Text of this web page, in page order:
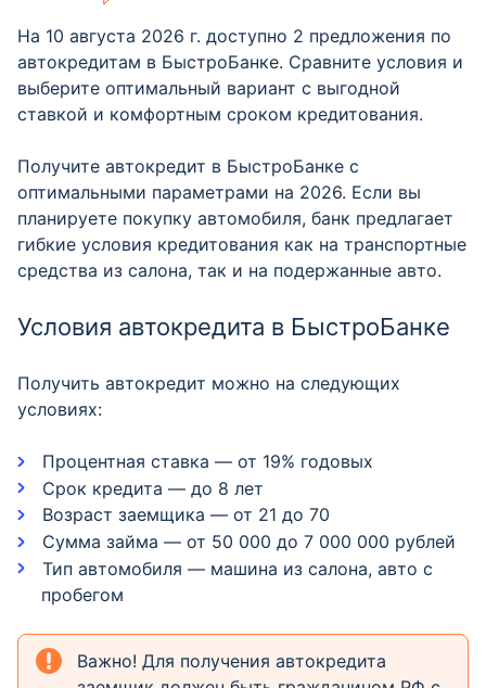
На 10 августа 2026 г. доступно 2 предложения по
автокредитам в БыстроБанке. Сравните условия и
выберите оптимальный вариант с выгодной
ставкой и комфортным сроком кредитования.
Получите автокредит в БыстроБанке с
оптимальными параметрами на 2026. Если вы
планируете покупку автомобиля, банк предлагает
гибкие условия кредитования как на транспортные
средства из салона, так и на подержанные авто.
Условия автокредита в БыстроБанке
Получить автокредит можно на следующих
условиях:
Процентная ставка — от 19% годовых
Срок кредита — до 8 лет
Возраст заемщика — от 21 до 70
Сумма займа — от 50 000 до 7 000 000 рублей
Тип автомобиля — машина из салона, авто с
пробегом
Важно! Для получения автокредита